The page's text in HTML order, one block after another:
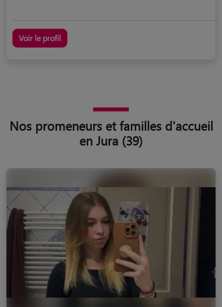
Voir le profil
Nos promeneurs et familles d'accueil
en Jura (39)